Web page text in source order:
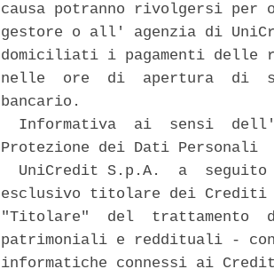
causa potranno rivolgersi
gestore o all' agenzia di
domiciliati i pagamenti delle
nelle  ore  di  apertura  di
bancario.
Informativa  ai  sensi
Protezione dei Dati Personali
UniCredit S.p.A.  a
esclusivo titolare dei Crediti
"Titolare"  del  trattamento
patrimoniali e reddituali -
informatiche connessi ai